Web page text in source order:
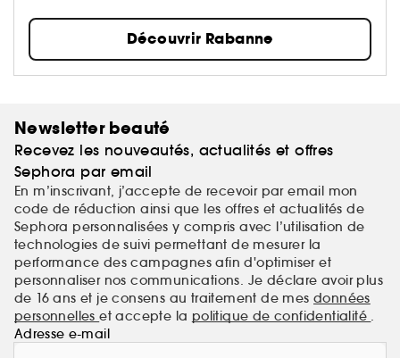
Découvrir Rabanne
Newsletter beauté
Recevez les nouveautés, actualités et offres
Sephora par email
En m’inscrivant, j’accepte de recevoir par email mon
code de réduction ainsi que les offres et actualités de
Sephora personnalisées y compris avec l’utilisation de
technologies de suivi permettant de mesurer la
performance des campagnes afin d'optimiser et
personnaliser nos communications. Je déclare avoir plus
de 16 ans et je consens au traitement de mes données
personnelleset accepte la politique de confidentialité .
Adresse e-mail